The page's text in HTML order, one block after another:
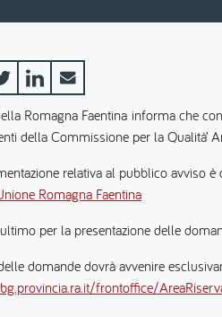
Romagna Faentina informa che
della Commissione per la Qualità’
relativa al pubblico avviso
Romagna Faentina
per la presentazione delle
domande dovrà avvenire
frontoffice/